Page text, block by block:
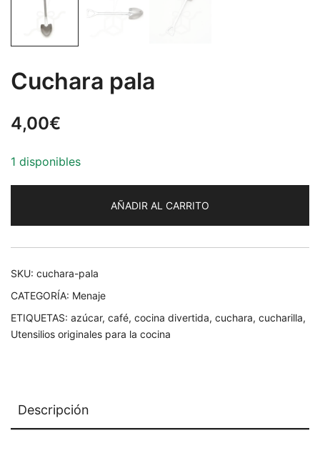
Cuchara pala
4,00€
1 disponibles
AÑADIR AL CARRITO
SKU: cuchara-pala
CATEGORÍA: Menaje
ETIQUETAS: azúcar, café, cocina divertida, cuchara, cucharilla,
Utensilios originales para la cocina
Descripción